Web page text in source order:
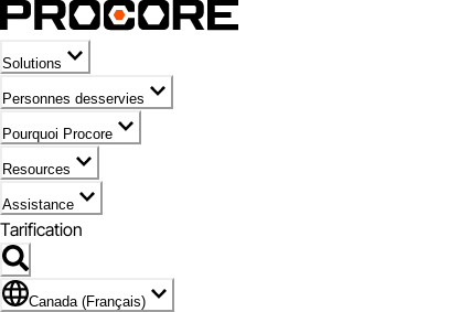
Solutions
Personnes desservies
Pourquoi Procore
Resources
Assistance
Tarification
Pavillon de Canada (Français)
Canada (Français)